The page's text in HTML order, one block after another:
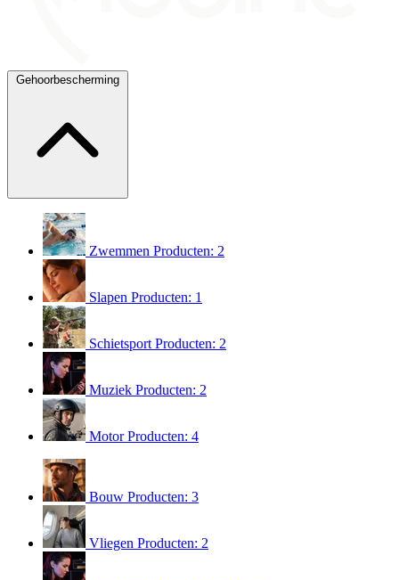
Gehoorbescherming
Zwemmen Producten: 2
Slapen Producten: 1
Schietsport Producten: 2
Muziek Producten: 2
MotorProducten: 4
Bouw Producten: 3
Vliegen Producten: 2